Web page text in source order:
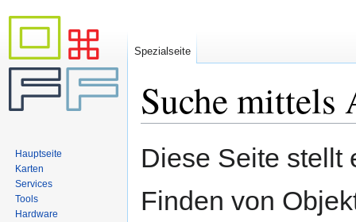
Suche
Navigation
Suche
Diese Seite
Finden von
Spezialseite
Hauptseite
Karten
Services
Tools
Hardware